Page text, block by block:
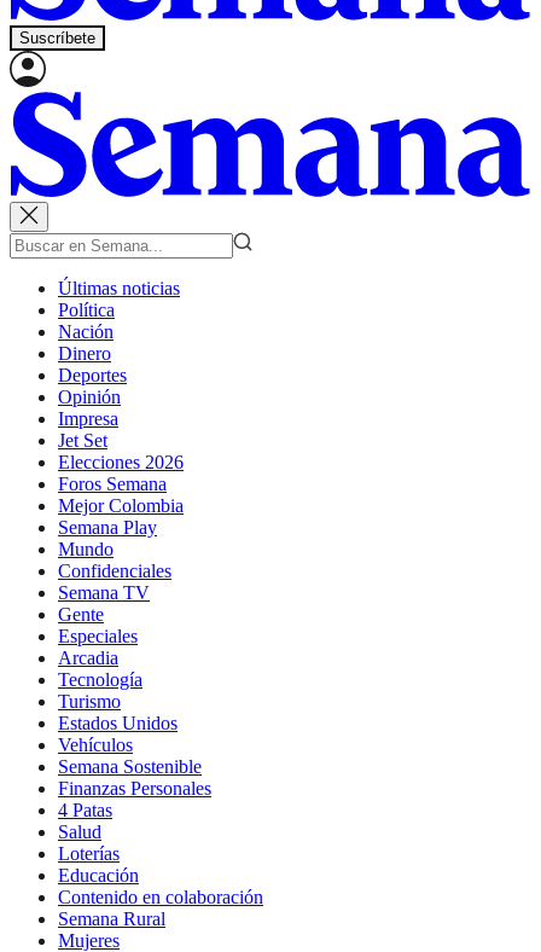
Suscríbete
Últimas noticias
Política
Nación
Dinero
Deportes
Opinión
Impresa
Jet Set
Elecciones 2026
Foros Semana
Mejor Colombia
Semana Play
Mundo
Confidenciales
Semana TV
Gente
Especiales
Arcadia
Tecnología
Turismo
Estados Unidos
Vehículos
Semana Sostenible
Finanzas Personales
4 Patas
Salud
Loterías
Educación
Contenido en colaboración
Semana Rural
Mujeres